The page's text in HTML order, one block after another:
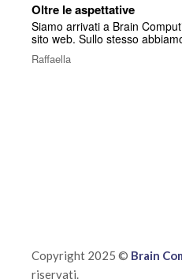
Oltre le aspettative
Siamo arrivati a Brain
sito web. Sullo stesso
Raffaella
Copyright 2025 © Brain
riservati.